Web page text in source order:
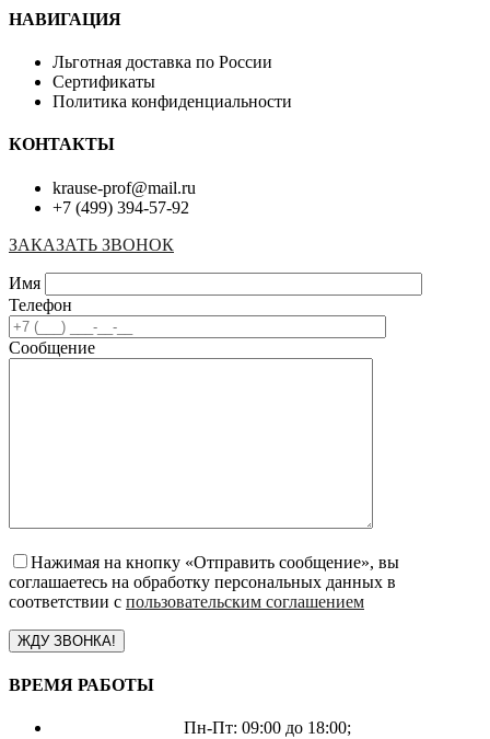
НАВИГАЦИЯ
Льготная доставка по России
Сертификаты
Политика конфиденциальности
КОНТАКТЫ
krause-prof@mail.ru
+7 (499) 394-57-92
ЗАКАЗАТЬ ЗВОНОК
Имя
Телефон
Сообщение
Нажимая на кнопку «Отправить сообщение», вы
соглашаетесь на обработку персональных данных в
соответствии с пользовательским соглашением
ВРЕМЯ РАБОТЫ
Пн-Пт: 09:00 до 18:00;